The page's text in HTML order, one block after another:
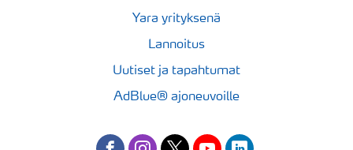
Yara yrityksenä
Lannoitus
Uutiset ja tapahtumat
AdBlue® ajoneuvoille
facebookinstagram
twitteryoutubelinkedin